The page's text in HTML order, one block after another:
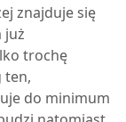
znajduje się
już
trochę
ten,
do minimum